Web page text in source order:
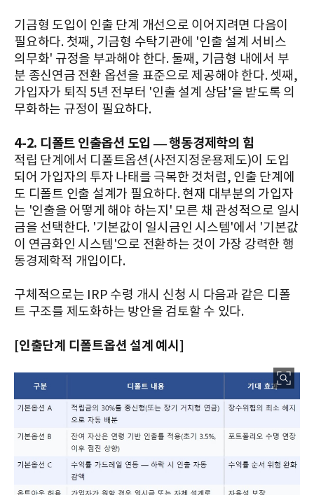
기금형 도입이 인출 단계 개선으로 이어지려면 다음이
필요하다. 첫째, 기금형 수탁기관에 '인출 설계 서비스
의무화' 규정을 부과해야 한다. 둘째, 기금형 내에서 부
분 종신연금 전환 옵션을 표준으로 제공해야 한다. 셋째,
가입자가 퇴직 5년 전부터 '인출 설계 상담'을 받도록 의
무화하는 규정이 필요하다.
4-2. 디폴트 인출옵션 도입 — 행동경제학의 힘
적립 단계에서 디폴트옵션(사전지정운용제도)이 도입
되어 가입자의 투자 나태를 극복한 것처럼, 인출 단계에
도 디폴트 인출 설계가 필요하다. 현재 대부분의 가입자
는 '인출을 어떻게 해야 하는지' 모른 채 관성적으로 일시
금을 선택한다. '기본값이 일시금인 시스템'에서 '기본값
이 연금화인 시스템'으로 전환하는 것이 가장 강력한 행
동경제학적 개입이다.
구체적으로는 IRP 수령 개시 신청 시 다음과 같은 디폴
트 구조를 제도화하는 방안을 검토할 수 있다.
[인출단계 디폴트옵션 설계 예시]